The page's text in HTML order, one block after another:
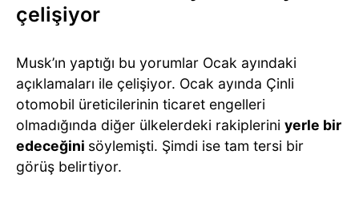
çelişiyor
Musk’ın yaptığı bu yorumlar Ocak ayındaki
açıklamaları ile çelişiyor. Ocak ayında Çinli
otomobil üreticilerinin ticaret engelleri
olmadığında diğer ülkelerdeki rakiplerini yerle bir
edeceğini söylemişti. Şimdi ise tam tersi bir
görüş belirtiyor.